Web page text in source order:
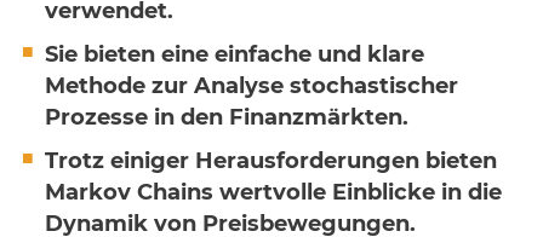
verwendet.
Sie bieten eine einfache und klare
Methode zur Analyse stochastischer
Prozesse in den Finanzmärkten.
Trotz einiger Herausforderungen bieten
Markov Chains wertvolle Einblicke in die
Dynamik von Preisbewegungen.